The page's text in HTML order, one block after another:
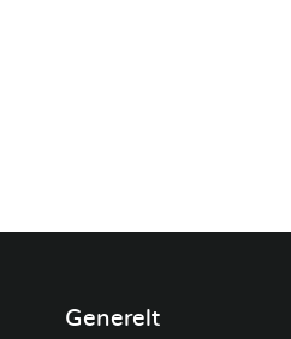
Generelt